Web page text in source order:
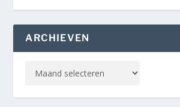
ARCHIEVEN